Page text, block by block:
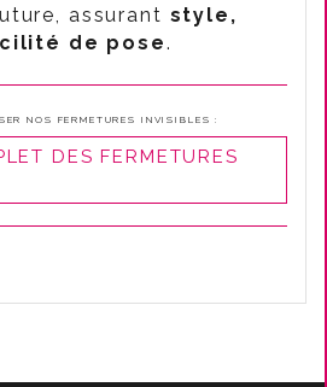
assurant style,
de pose.
NOS FERMETURES INVISIBLES :
DES FERMETURES